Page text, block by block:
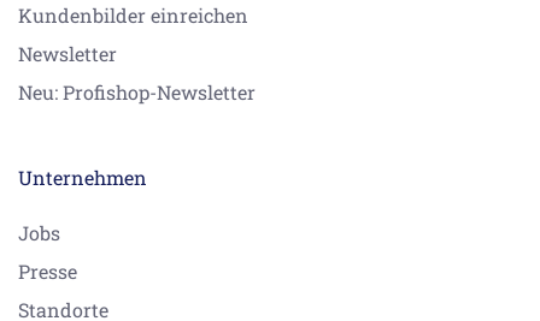
Kundenbilder einreichen
Newsletter
Neu: Profishop-Newsletter
Unternehmen
Jobs
Presse
Standorte